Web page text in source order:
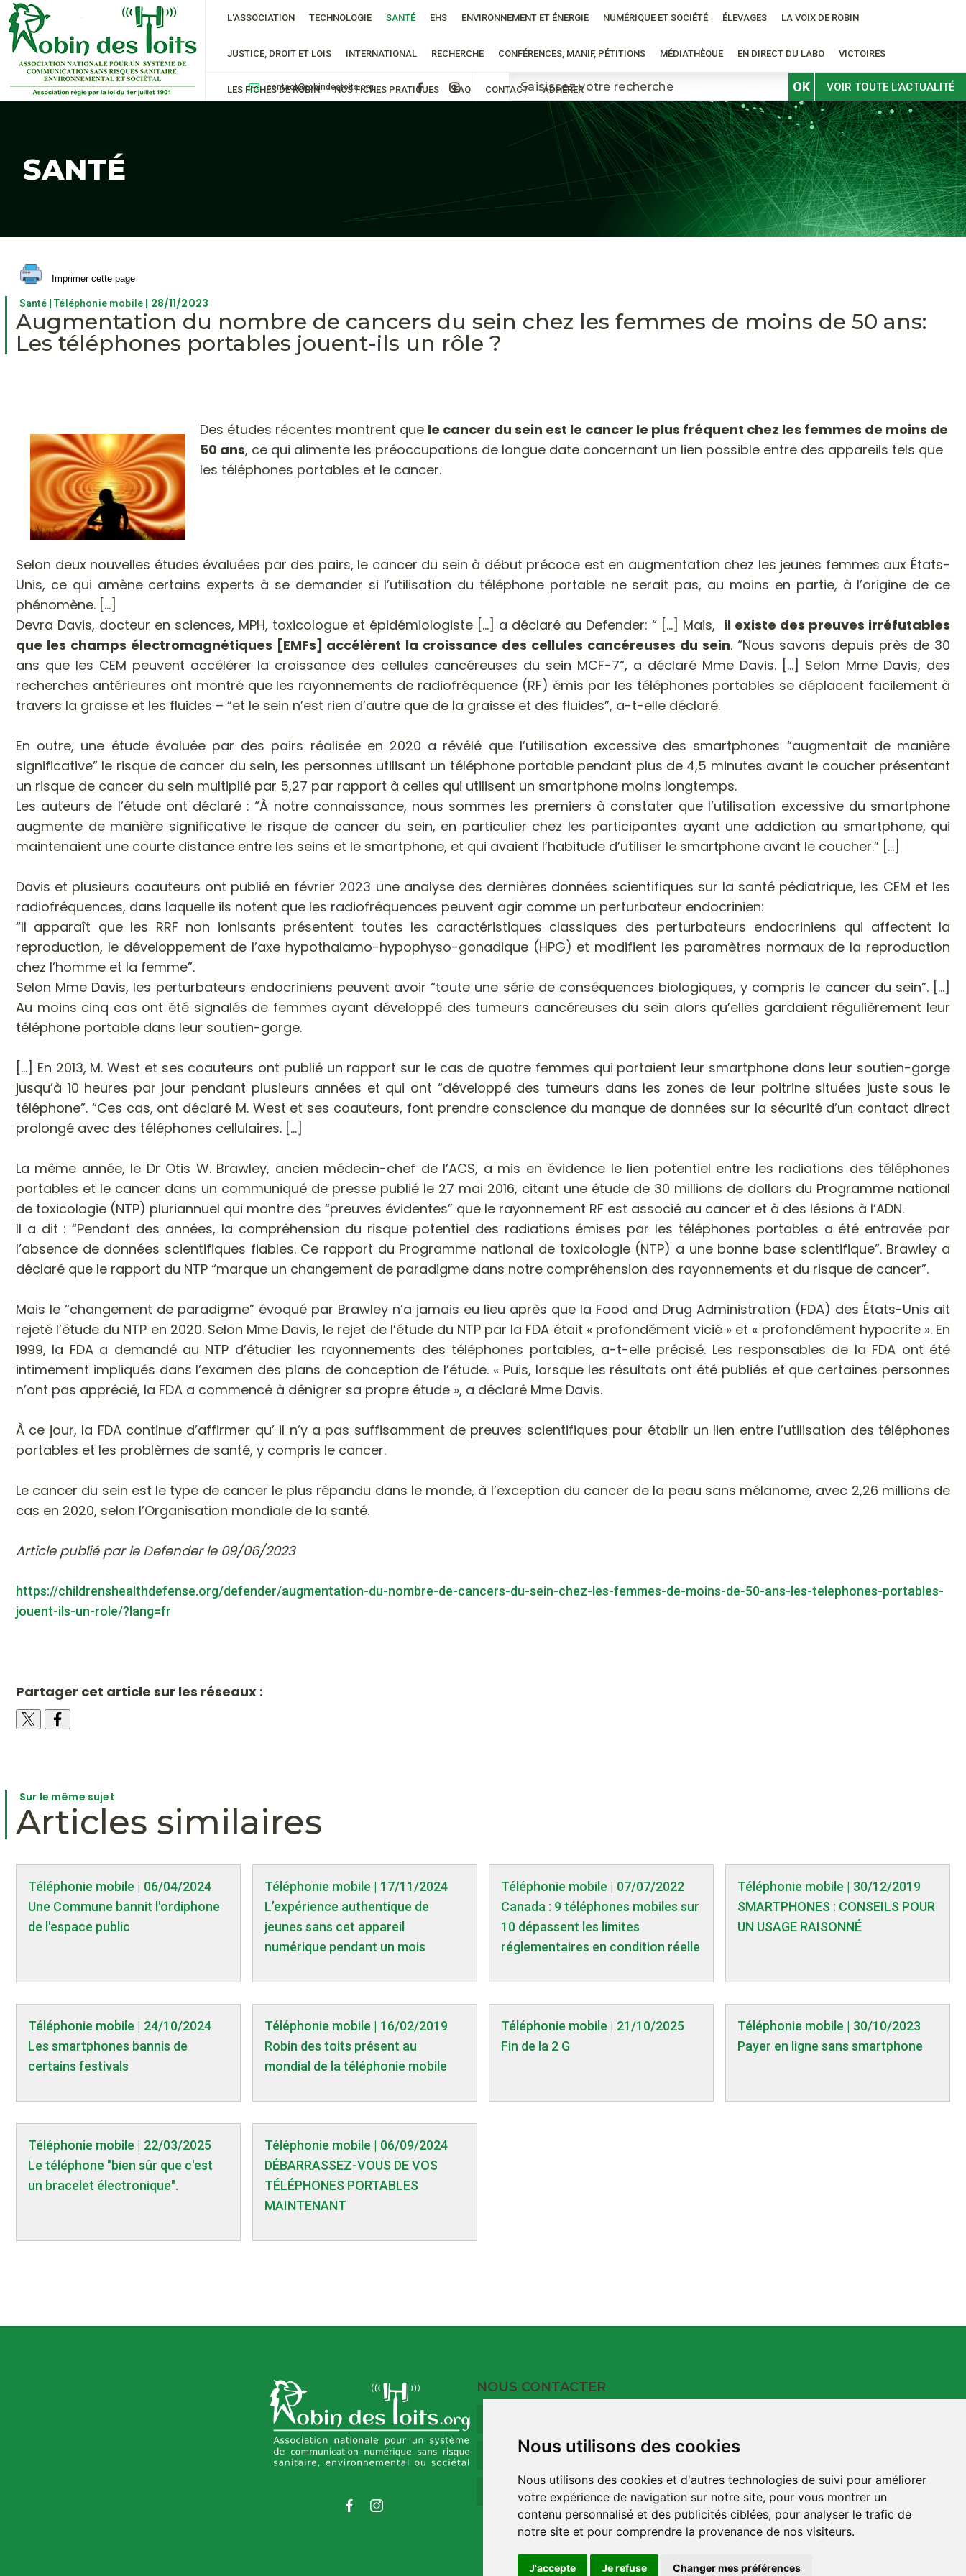
Nous utilisons des cookies
Nous utilisons des cookies et d'autres technologies de suivi pour améliorer
votre expérience de navigation sur notre site, pour vous montrer un
contenu personnalisé et des publicités ciblées, pour analyser le trafic de
notre site et pour comprendre la provenance de nos visiteurs.
J'accepte Je refuse Changer mes préférences
SANTÉ
L'ASSOCIATION TECHNOLOGIE SANTÉ EHS ENVIRONNEMENT ET ÉNERGIE NUMÉRIQUE ET SOCIÉTÉ ÉLEVAGES LA VOIX DE ROBIN
JUSTICE, DROIT ET LOIS INTERNATIONAL RECHERCHE CONFÉRENCES, MANIF, PÉTITIONS MÉDIATHÈQUE EN DIRECT DU LABO VICTOIRES
LES FICHES DE ROBIN NOS FICHES PRATIQUES FAQ CONTACT ADHÉRER
contact@robindestoits.org OK VOIR TOUTE L'ACTUALITÉ
Imprimer cette page
Santé|Téléphonie mobile | 28/11/2023
Augmentation du nombre de cancers du sein chez les femmes de moins de 50 ans:
Les téléphones portables jouent-ils un rôle ?
Des études récentes montrent que le cancer du sein est le cancer le plus fréquent chez les femmes de moins de
50 ans, ce qui alimente les préoccupations de longue date concernant un lien possible entre des appareils tels que
les téléphones portables et le cancer.
Selon deux nouvelles études évaluées par des pairs, le cancer du sein à début précoce est en augmentation chez les jeunes femmes aux États-
Unis, ce qui amène certains experts à se demander si l’utilisation du téléphone portable ne serait pas, au moins en partie, à l’origine de ce
phénomène. [...]
Devra Davis, docteur en sciences, MPH, toxicologue et épidémiologiste [...] a déclaré au Defender: “ [...] Mais, il existe des preuves irréfutables
que les champs électromagnétiques [EMFs] accélèrent la croissance des cellules cancéreuses du sein. “Nous savons depuis près de 30
ans que les CEM peuvent accélérer la croissance des cellules cancéreuses du sein MCF-7“, a déclaré Mme Davis. [...] Selon Mme Davis, des
recherches antérieures ont montré que les rayonnements de radiofréquence (RF) émis par les téléphones portables se déplacent facilement à
travers la graisse et les fluides – “et le sein n’est rien d’autre que de la graisse et des fluides”, a-t-elle déclaré.
En outre, une étude évaluée par des pairs réalisée en 2020 a révélé que l’utilisation excessive des smartphones “augmentait de manière
significative” le risque de cancer du sein, les personnes utilisant un téléphone portable pendant plus de 4,5 minutes avant le coucher présentant
un risque de cancer du sein multiplié par 5,27 par rapport à celles qui utilisent un smartphone moins longtemps.
Les auteurs de l’étude ont déclaré : “À notre connaissance, nous sommes les premiers à constater que l’utilisation excessive du smartphone
augmente de manière significative le risque de cancer du sein, en particulier chez les participantes ayant une addiction au smartphone, qui
maintenaient une courte distance entre les seins et le smartphone, et qui avaient l’habitude d’utiliser le smartphone avant le coucher.” [...]
Davis et plusieurs coauteurs ont publié en février 2023 une analyse des dernières données scientifiques sur la santé pédiatrique, les CEM et les
radiofréquences, dans laquelle ils notent que les radiofréquences peuvent agir comme un perturbateur endocrinien:
“Il apparaît que les RRF non ionisants présentent toutes les caractéristiques classiques des perturbateurs endocriniens qui affectent la
reproduction, le développement de l’axe hypothalamo-hypophyso-gonadique (HPG) et modifient les paramètres normaux de la reproduction
chez l’homme et la femme”.
Selon Mme Davis, les perturbateurs endocriniens peuvent avoir “toute une série de conséquences biologiques, y compris le cancer du sein”. [...]
Au moins cinq cas ont été signalés de femmes ayant développé des tumeurs cancéreuses du sein alors qu’elles gardaient régulièrement leur
téléphone portable dans leur soutien-gorge.
[...] En 2013, M. West et ses coauteurs ont publié un rapport sur le cas de quatre femmes qui portaient leur smartphone dans leur soutien-gorge
jusqu’à 10 heures par jour pendant plusieurs années et qui ont “développé des tumeurs dans les zones de leur poitrine situées juste sous le
téléphone”. “Ces cas, ont déclaré M. West et ses coauteurs, font prendre conscience du manque de données sur la sécurité d’un contact direct
prolongé avec des téléphones cellulaires. [...]
La même année, le Dr Otis W. Brawley, ancien médecin-chef de l’ACS, a mis en évidence le lien potentiel entre les radiations des téléphones
portables et le cancer dans un communiqué de presse publié le 27 mai 2016, citant une étude de 30 millions de dollars du Programme national
de toxicologie (NTP) pluriannuel qui montre des “preuves évidentes” que le rayonnement RF est associé au cancer et à des lésions à l’ADN.
Il a dit : “Pendant des années, la compréhension du risque potentiel des radiations émises par les téléphones portables a été entravée par
l’absence de données scientifiques fiables. Ce rapport du Programme national de toxicologie (NTP) a une bonne base scientifique”. Brawley a
déclaré que le rapport du NTP “marque un changement de paradigme dans notre compréhension des rayonnements et du risque de cancer”.
Mais le “changement de paradigme” évoqué par Brawley n’a jamais eu lieu après que la Food and Drug Administration (FDA) des États-Unis ait
rejeté l’étude du NTP en 2020. Selon Mme Davis, le rejet de l’étude du NTP par la FDA était « profondément vicié » et « profondément hypocrite ». En
1999, la FDA a demandé au NTP d’étudier les rayonnements des téléphones portables, a-t-elle précisé. Les responsables de la FDA ont été
intimement impliqués dans l’examen des plans de conception de l’étude. « Puis, lorsque les résultats ont été publiés et que certaines personnes
n’ont pas apprécié, la FDA a commencé à dénigrer sa propre étude », a déclaré Mme Davis.
À ce jour, la FDA continue d’affirmer qu’ il n’y a pas suffisamment de preuves scientifiques pour établir un lien entre l’utilisation des téléphones
portables et les problèmes de santé, y compris le cancer.
Le cancer du sein est le type de cancer le plus répandu dans le monde, à l’exception du cancer de la peau sans mélanome, avec 2,26 millions de
cas en 2020, selon l’Organisation mondiale de la santé.
Article publié par le Defender le 09/06/2023
https://childrenshealthdefense.org/defender/augmentation-du-nombre-de-cancers-du-sein-chez-les-femmes-de-moins-de-50-ans-les-telephones-portables-
jouent-ils-un-role/?lang=fr
Partager cet article sur les réseaux :
Sur le même sujet
Articles similaires
Téléphonie mobile | 06/04/2024
Une Commune bannit l'ordiphone
de l'espace public
Téléphonie mobile | 17/11/2024
L’expérience authentique de
jeunes sans cet appareil
numérique pendant un mois
Téléphonie mobile | 07/07/2022
Canada : 9 téléphones mobiles sur
10 dépassent les limites
réglementaires en condition réelle
Téléphonie mobile | 30/12/2019
SMARTPHONES : CONSEILS POUR
UN USAGE RAISONNÉ
Téléphonie mobile | 24/10/2024
Les smartphones bannis de
certains festivals
Téléphonie mobile | 16/02/2019
Robin des toits présent au
mondial de la téléphonie mobile
Téléphonie mobile | 21/10/2025
Fin de la 2 G
Téléphonie mobile | 30/10/2023
Payer en ligne sans smartphone
Téléphonie mobile | 22/03/2025
Le téléphone "bien sûr que c'est
un bracelet électronique".
Téléphonie mobile | 06/09/2024
DÉBARRASSEZ-VOUS DE VOS
TÉLÉPHONES PORTABLES
MAINTENANT
NOUS CONTACTER
09 73 32 35 00
contact@robindestoits.org